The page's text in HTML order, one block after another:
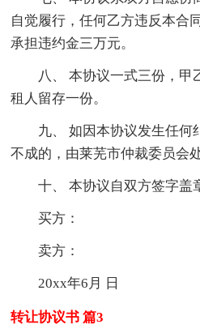
自觉履行，任何乙方违反本合
承担违约金三万元。
八、 本协议一式三份，甲
租人留存一份。
九、 如因本协议发生任何
不成的，由莱芜市仲裁委员会处
十、 本协议自双方签字盖
买方：
卖方：
20xx年6月 日
转让协议书 篇3